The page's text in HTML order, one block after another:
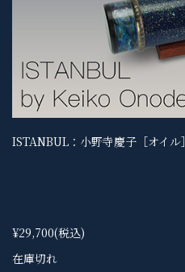
ISTANBUL：小野寺慶子［オイル］
¥29,700(税込)
在庫切れ